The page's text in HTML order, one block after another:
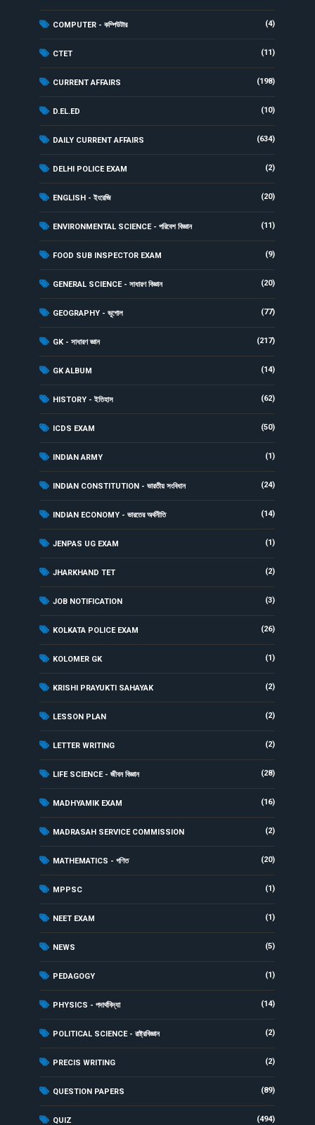
COMPUTER - কম্পিউটার (4)
CTET (11)
CURRENT AFFAIRS (198)
D.EL.ED (10)
DAILY CURRENT AFFAIRS (634)
DELHI POLICE EXAM (2)
ENGLISH - ইংরেজি (20)
ENVIRONMENTAL SCIENCE - পরিবেশ বিজ্ঞান (11)
FOOD SUB INSPECTOR EXAM (9)
GENERAL SCIENCE - সাধারণ বিজ্ঞান (20)
GEOGRAPHY - ভূগোল (77)
GK - সাধারণ জ্ঞান (217)
GK ALBUM (14)
HISTORY - ইতিহাস (62)
ICDS EXAM (50)
INDIAN ARMY (1)
INDIAN CONSTITUTION - ভারতীয় সংবিধান (24)
INDIAN ECONOMY - ভারতের অর্থনীতি (14)
JENPAS UG EXAM (1)
JHARKHAND TET (2)
JOB NOTIFICATION (3)
KOLKATA POLICE EXAM (26)
KOLOMER GK (1)
KRISHI PRAYUKTI SAHAYAK (2)
LESSON PLAN (2)
LETTER WRITING (2)
LIFE SCIENCE - জীবন বিজ্ঞান (28)
MADHYAMIK EXAM (16)
MADRASAH SERVICE COMMISSION (2)
MATHEMATICS - গণিত (20)
MPPSC (1)
NEET EXAM (1)
NEWS (5)
PEDAGOGY (1)
PHYSICS - পদার্থবিদ্যা (14)
POLITICAL SCIENCE - রাষ্ট্রবিজ্ঞান (2)
PRECIS WRITING (2)
QUESTION PAPERS (89)
QUIZ (494)